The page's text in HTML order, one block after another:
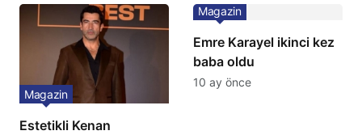
Estetikli Kenan
Magazin
Emre Karayel ikinci kez
baba oldu
Magazin
10 ay önce